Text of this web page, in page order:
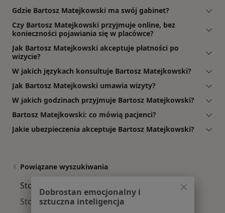
Gdzie Bartosz Matejkowski ma swój gabinet?
Czy Bartosz Matejkowski przyjmuje online, bez
konieczności pojawiania się w placówce?
Jak Bartosz Matejkowski akceptuje płatności po
wizycie?
W jakich językach konsultuje Bartosz Matejkowski?
Jak Bartosz Matejkowski umawia wizyty?
W jakich godzinach przyjmuje Bartosz Matejkowski?
Bartosz Matejkowski: co mówią pacjenci?
Jakie ubezpieczenia akceptuje Bartosz Matejkowski?
Powiązane wyszukiwania
Stomatolodzy w pobliżu
Stomatolodzy Śródmieście
Dobrostan emocjonalny i
sztuczna inteligencja